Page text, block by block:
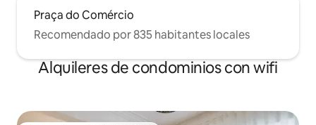
Praça do Comércio
Recomendado por 835 habitantes locales
Alquileres de condominios con wifi